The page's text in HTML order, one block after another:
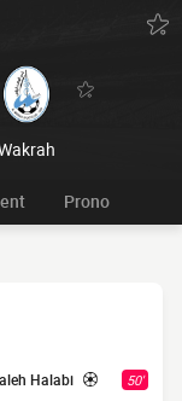
Prono
50'
Halabi